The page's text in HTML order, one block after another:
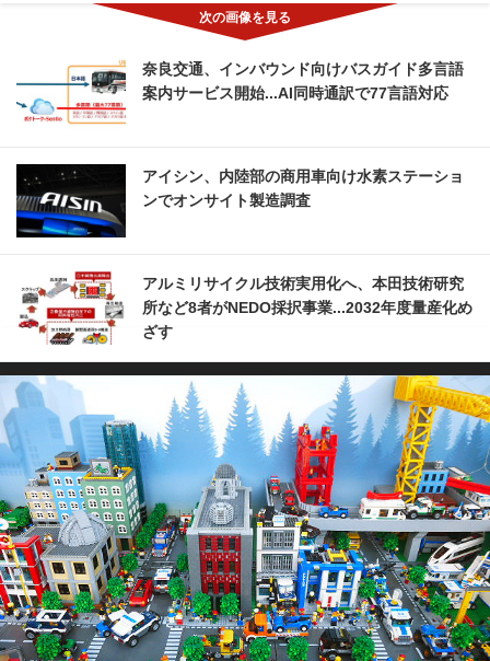
奈良交通、インバウンド向けバスガイド多言語
案内サービス開始...AI同時通訳で77言語対応
アイシン、内陸部の商用車向け水素ステーショ
ンでオンサイト製造調査
アルミリサイクル技術実用化へ、本田技術研究
所など8者がNEDO採択事業...2032年度量産化め
ざす